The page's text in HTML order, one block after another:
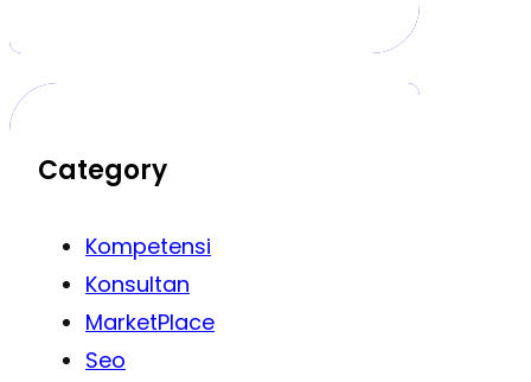
Category
Kompetensi
Konsultan
MarketPlace
Seo